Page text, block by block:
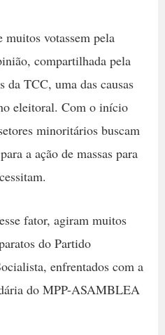
muitos votassem pela
compartilhada pela
da TCC, uma das causas
eleitoral. Com o início
minoritários buscam
a ação de massas para
fator, agiram muitos
do Partido
enfrentados com a
do MPP-ASAMBLEA